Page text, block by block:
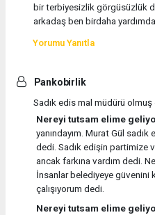
bir terbiyesizlik görgüsüzlük
arkadaş ben birdaha
Yorumu Yanıtla
Pankobirlik
Sadık edis mal müdürü
Nereyi tutsam elime
yanındayım. Murat Gül
dedi. Sadık edişin partimize
ancak farkına vardım dedi.
İnsanlar belediyeye güvenini
çalışıyorum dedi.
Nereyi tutsam elime